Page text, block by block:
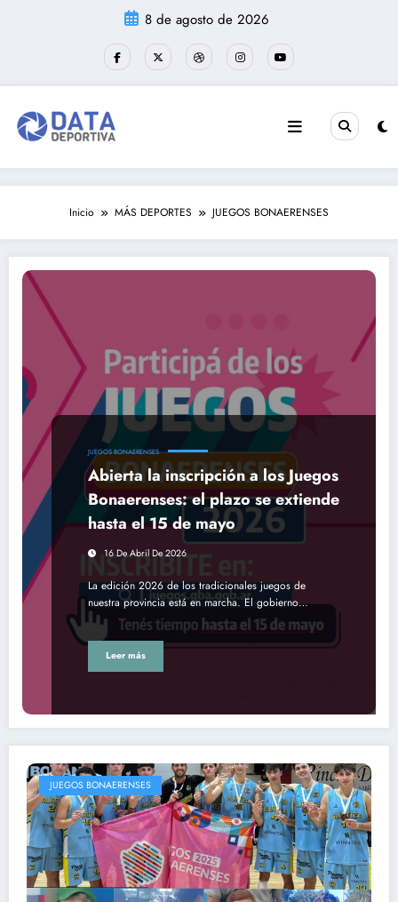
8 de agosto de 2026
Inicio MÁS DEPORTES JUEGOS BONAERENSES
JUEGOS BONAERENSES
Abierta la inscripción a los Juegos
Bonaerenses: el plazo se extiende
hasta el 15 de mayo
16 De Abril De 2026
La edición 2026 de los tradicionales juegos de
nuestra provincia está en marcha. El gobierno…
Leer más
JUEGOS BONAERENSES